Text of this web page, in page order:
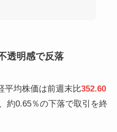
透明感で反落
平均株価は前週末比352.60
約0.65％の下落で取引を終